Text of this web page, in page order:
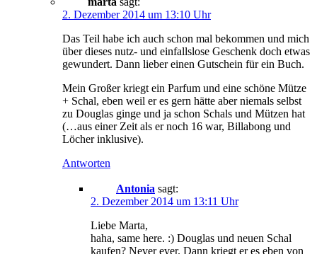
2. Dezember 2014 um 13:10 Uhr
Das Teil habe ich auch schon mal bekommen und mich
über dieses nutz- und einfallslose Geschenk doch etwas
gewundert. Dann lieber einen Gutschein für ein Buch.
Mein Großer kriegt ein Parfum und eine schöne Mütze
+ Schal, eben weil er es gern hätte aber niemals selbst
zu Douglas ginge und ja schon Schals und Mützen hat
(…aus einer Zeit als er noch 16 war, Billabong und
Löcher inklusive).
Antworten
Antonia sagt:
2. Dezember 2014 um 13:11 Uhr
Liebe Marta,
haha, same here. :) Douglas und neuen Schal
kaufen? Never ever. Dann kriegt er es eben von